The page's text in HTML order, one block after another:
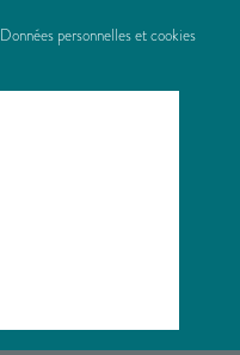
Données personnelles et cookies